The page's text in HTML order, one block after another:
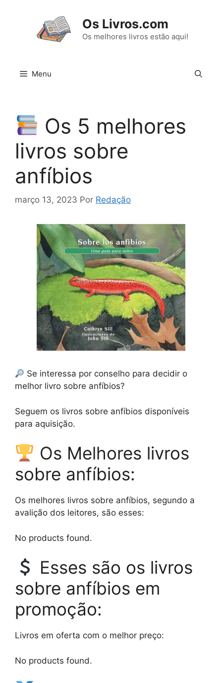
Os Livros.com
Os melhores livros estão aqui!
Menu
Os 5 melhores
livros sobre
anfíbios
março 13, 2023 Por Redação
Se interessa por conselho para decidir o
melhor livro sobre anfíbios?
Seguem os livros sobre anfíbios disponíveis
para aquisição.
Os Melhores livros
sobre anfíbios:
Os melhores livros sobre anfíbios, segundo a
avalição dos leitores, são esses:
No products found.
Esses são os livros
sobre anfíbios em
promoção:
Livros em oferta com o melhor preço:
No products found.